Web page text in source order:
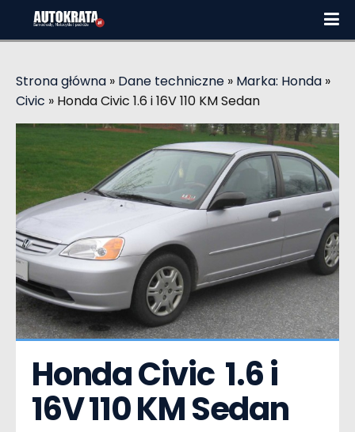
Strona główna » Dane techniczne » Marka: Honda »
Civic » Honda Civic 1.6 i 16V 110 KM Sedan
Honda Civic  1.6 i
16V 110 KM Sedan